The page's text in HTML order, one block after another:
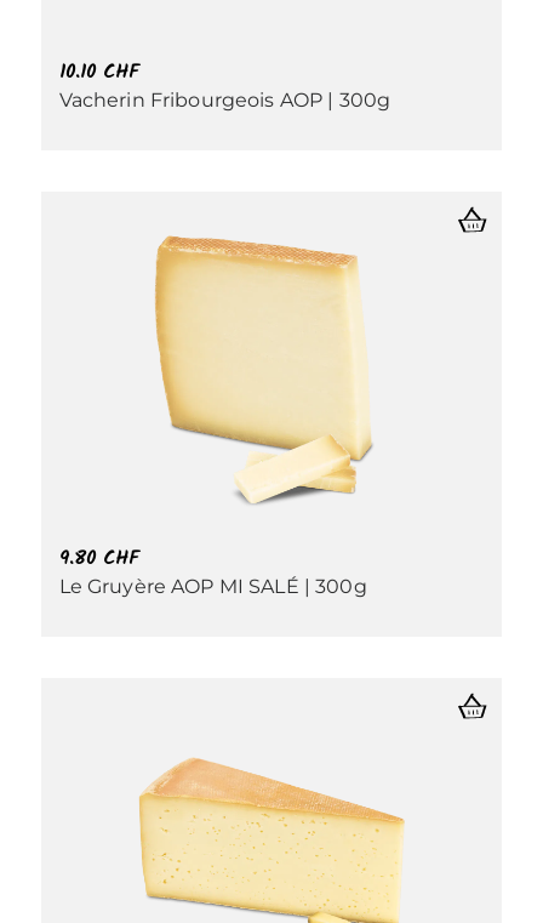
10.10 CHF
Vacherin Fribourgeois AOP | 300g
9.80 CHF
Le Gruyère AOP MI SALÉ | 300g